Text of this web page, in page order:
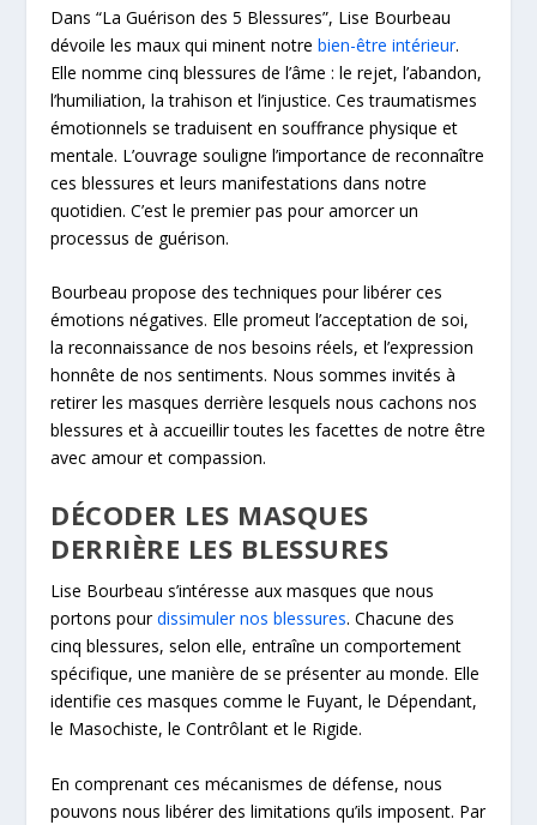
Dans “La Guérison des 5 Blessures”, Lise Bourbeau
dévoile les maux qui minent notrebien-être intérieur.
Elle nomme cinq blessures de l’âme : le rejet, l’abandon,
l’humiliation, la trahison et l’injustice. Ces traumatismes
émotionnels se traduisent en souffrance physique et
mentale. L’ouvrage souligne l’importance de reconnaître
ces blessures et leurs manifestations dans notre
quotidien. C’est le premier pas pour amorcer un
processus de guérison.
Bourbeau propose des techniques pour libérer ces
émotions négatives. Elle promeut l’acceptation de soi,
la reconnaissance de nos besoins réels, et l’expression
honnête de nos sentiments. Nous sommes invités à
retirer les masques derrière lesquels nous cachons nos
blessures et à accueillir toutes les facettes de notre être
avec amour et compassion.
DÉCODER LES MASQUES
DERRIÈRE LES BLESSURES
Lise Bourbeau s’intéresse aux masques que nous
portons pourdissimuler nos blessures. Chacune des
cinq blessures, selon elle, entraîne un comportement
spécifique, une manière de se présenter au monde. Elle
identifie ces masques comme le Fuyant, le Dépendant,
le Masochiste, le Contrôlant et le Rigide.
En comprenant ces mécanismes de défense, nous
pouvons nous libérer des limitations qu’ils imposent. Par